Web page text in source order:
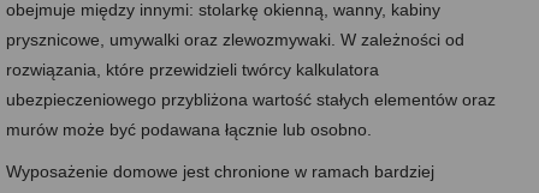
obejmuje między innymi: stolarkę okienną, wanny, kabiny
prysznicowe, umywalki oraz zlewozmywaki. W zależności od
rozwiązania, które przewidzieli twórcy kalkulatora
ubezpieczeniowego przybliżona wartość stałych elementów oraz
murów może być podawana łącznie lub osobno.
Wyposażenie domowe jest chronione w ramach bardziej